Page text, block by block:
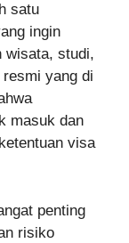
satu
ingin
wisata, studi,
yang di
masuk dan
visa
penting
risiko